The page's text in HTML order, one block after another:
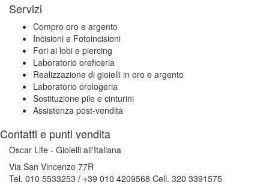
Servizi
Compro oro e argento
Incisioni e Fotoincisioni
Fori ai lobi e piercing
Laboratorio oreficeria
Realizzazione di gioielli in oro e argento
Laboratorio orologeria
Sostituzione pile e cinturini
Assistenza post-vendita
Contatti e punti vendita
Oscar Life - Gioielli all'Italiana
Via San Vincenzo 77R
Tel. 010 5533253 / +39 010 4209568 Cell. 320 3391575